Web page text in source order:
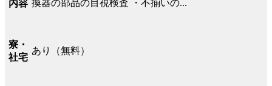
内容 換器の部品の目視検査 ・不揃いの...
寮・
社宅
あり（無料）